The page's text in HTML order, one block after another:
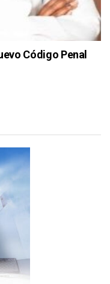
Código Penal